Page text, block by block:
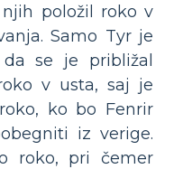
položil roko v
Samo Tyr je
se je približal
v usta, saj je
ko bo Fenrir
iz verige.
roko, pri čemer